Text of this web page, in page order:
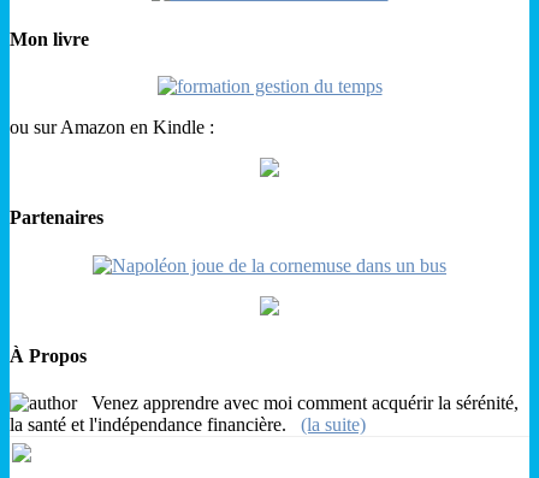
Mon livre
ou sur Amazon en Kindle :
Partenaires
À Propos
Venez apprendre avec moi comment acquérir la sérénité,
la santé et l'indépendance financière. (la suite)